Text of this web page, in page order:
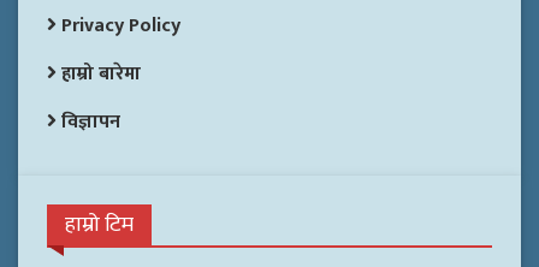
Privacy Policy
हाम्रो बारेमा
विज्ञापन
हाम्रो टिम